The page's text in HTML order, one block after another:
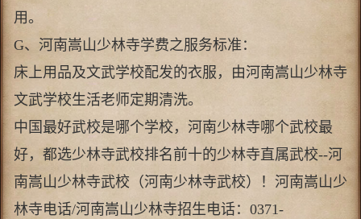
用。
G、河南嵩山少林寺学费之服务标准：
床上用品及文武学校配发的衣服，由河南嵩山少林寺
文武学校生活老师定期清洗。
中国最好武校是哪个学校，河南少林寺哪个武校最
好，都选少林寺武校排名前十的少林寺直属武校--河
南嵩山少林寺武校（河南少林寺武校）！河南嵩山少
林寺电话/河南嵩山少林寺招生电话：0371-